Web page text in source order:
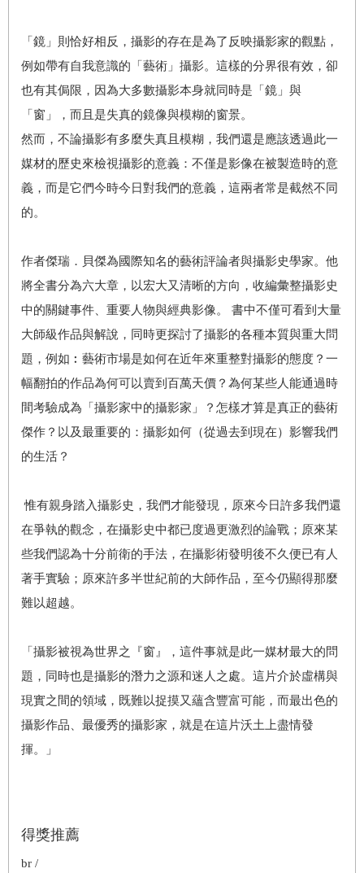
「鏡」則恰好相反，攝影的存在是為了反映攝影家的觀點，
例如帶有自我意識的「藝術」攝影。這樣的分界很有效，卻
也有其侷限，因為大多數攝影本身就同時是「鏡」與
「窗」，而且是失真的鏡像與模糊的窗景。
然而，不論攝影有多麼失真且模糊，我們還是應該透過此一
媒材的歷史來檢視攝影的意義：不僅是影像在被製造時的意
義，而是它們今時今日對我們的意義，這兩者常是截然不同
的。
作者傑瑞．貝傑為國際知名的藝術評論者與攝影史學家。他
將全書分為六大章，以宏大又清晰的方向，收編彙整攝影史
中的關鍵事件、重要人物與經典影像。 書中不僅可看到大量
大師級作品與解說，同時更探討了攝影的各種本質與重大問
題，例如︰藝術市場是如何在近年來重整對攝影的態度？一
幅翻拍的作品為何可以賣到百萬天價？為何某些人能通過時
間考驗成為「攝影家中的攝影家」？怎樣才算是真正的藝術
傑作？以及最重要的：攝影如何（從過去到現在）影響我們
的生活？
惟有親身踏入攝影史，我們才能發現，原來今日許多我們還
在爭執的觀念，在攝影史中都已度過更激烈的論戰；原來某
些我們認為十分前衛的手法，在攝影術發明後不久便已有人
著手實驗；原來許多半世紀前的大師作品，至今仍顯得那麼
難以超越。
「攝影被視為世界之『窗』，這件事就是此一媒材最大的問
題，同時也是攝影的潛力之源和迷人之處。這片介於虛構與
現實之間的領域，既難以捉摸又蘊含豐富可能，而最出色的
攝影作品、最優秀的攝影家，就是在這片沃土上盡情發
揮。」
得獎推薦
br /